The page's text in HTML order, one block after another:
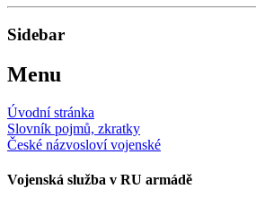
Sidebar
Menu
Úvodní stránka
Slovník pojmů, zkratky
České názvosloví vojenské
Vojenská služba v RU armádě